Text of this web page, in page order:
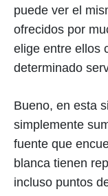
puede ver el
ofrecidos por
elige entre ellos
determinado
Bueno, en esta
simplemente
fuente que
blanca tienen
incluso puntos